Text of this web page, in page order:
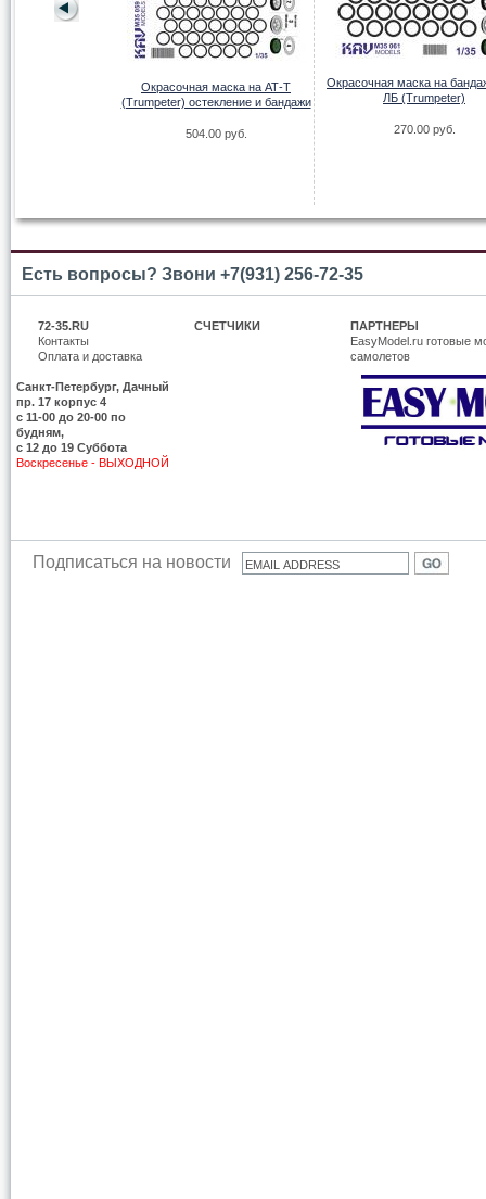
Окрасочная маска на АТ-Т
(Trumpeter) остекление и бандажи
504.00 руб.
Окрасочная маска на
ЛБ (Trumpeter)
270.00 руб.
Есть вопросы? Звони +7(931) 256-72-35
72-35.RU
Контакты
Оплата и доставка
Санкт-Петербург, Дачный
пр. 17 корпус 4
c 11-00 до 20-00 по
будням,
с 12 до 19 Суббота
Воскресенье - ВЫХОДНОЙ
СЧЕТЧИКИ
ПАРТНЕРЫ
EasyModel.ru готовые
самолетов
Подписаться на новости